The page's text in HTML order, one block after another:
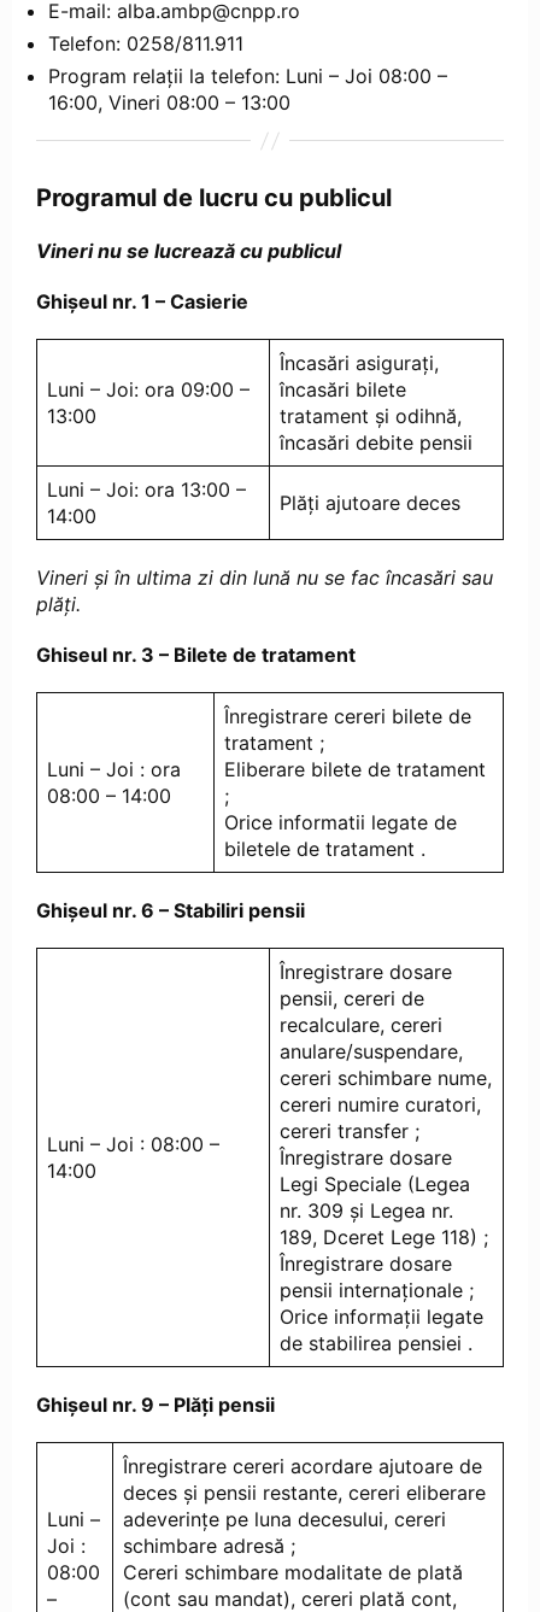
E-mail: alba.ambp@cnpp.ro
Telefon: 0258/811.911
Program relații la telefon: Luni – Joi 08:00 –
16:00, Vineri 08:00 – 13:00
Programul de lucru cu publicul
Vineri nu se lucrează cu publicul
Ghișeul nr. 1 – Casierie
Luni – Joi: ora 09:00 –
13:00
Încasări asigurați,
încasări bilete
tratament și odihnă,
încasări debite pensii
Luni – Joi: ora 13:00 –
14:00
Plăți ajutoare deces
Vineri și în ultima zi din lună nu se fac încasări sau
plăți.
Ghiseul nr. 3 – Bilete de tratament
Luni – Joi : ora
08:00 – 14:00
Înregistrare cereri bilete de
tratament ;
Eliberare bilete de tratament
;
Orice informatii legate de
biletele de tratament .
Ghișeul nr. 6 – Stabiliri pensii
Luni – Joi : 08:00 –
14:00
Înregistrare dosare
pensii, cereri de
recalculare, cereri
anulare/suspendare,
cereri schimbare nume,
cereri numire curatori,
cereri transfer ;
Înregistrare dosare
Legi Speciale (Legea
nr. 309 și Legea nr.
189, Dceret Lege 118) ;
Înregistrare dosare
pensii internaționale ;
Orice informații legate
de stabilirea pensiei .
Ghișeul nr. 9 – Plăți pensii
Luni –
Joi :
08:00
–
Înregistrare cereri acordare ajutoare de
deces și pensii restante, cereri eliberare
adeverințe pe luna decesului, cereri
schimbare adresă ;
Cereri schimbare modalitate de plată
(cont sau mandat), cereri plată cont,